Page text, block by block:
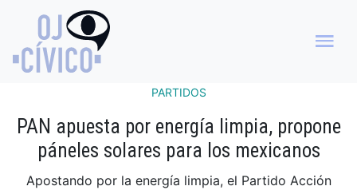
PARTIDOS
PAN apuesta por energía limpia, propone
páneles solares para los mexicanos
Apostando por la energía limpia, el Partido Acción